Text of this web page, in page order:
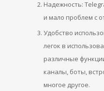
Надежность:
и мало проблем с
Удобство
легок в
различные
каналы, боты,
многое другое.